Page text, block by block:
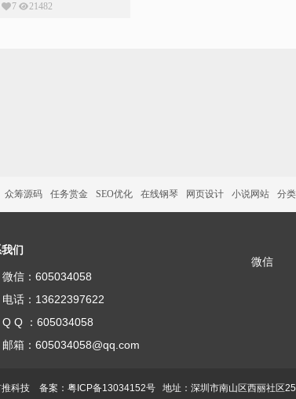
众筹源码 任务赏金 SEO优化 在线钢琴 网页设计 小说网站 分
们
微信：605034058
电话：13622397622
Q Q ：605034058
邮箱：605034058@qq.com
微信
科技 备案：粤ICP备13034152号地址：深圳市南山区西丽社区